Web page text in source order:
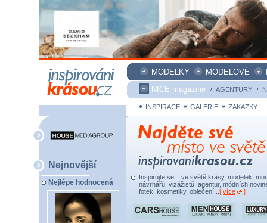
MODELKY MODELOVÉ
NICE magazine
AGENTURY
INSPIRACE GALERIE ZAKÁZKY
Nejnovější
Nejlépe hodnocená
Inspirujte se... ve světě krásy, modelek,
návrhářů, vizážistů, agentur, módních
fotek, kosmetiky, oblečení... [ více ]